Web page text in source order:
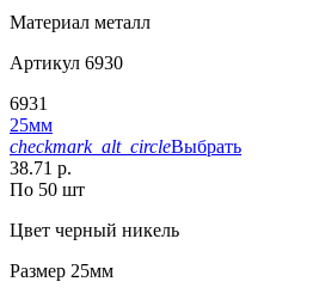
Материал металл
Артикул 6930
6931
25мм
checkmark_alt_circleВыбрать
38.71 р.
По 50 шт
Цвет черный никель
Размер 25мм